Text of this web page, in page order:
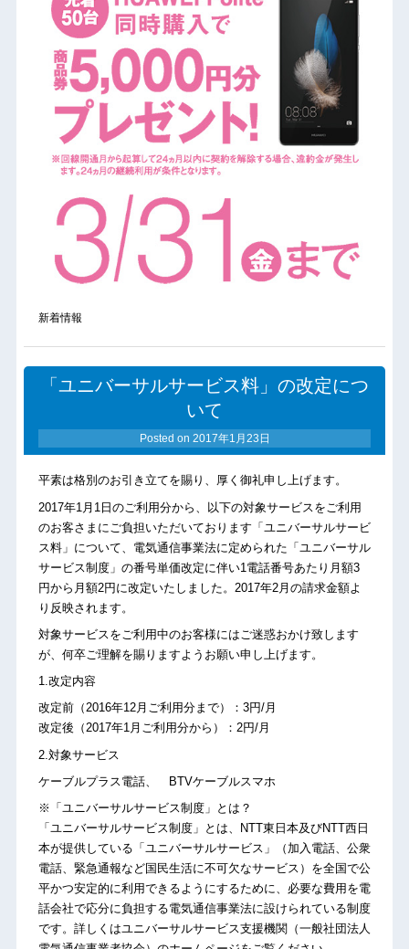
新着情報
「ユニバーサルサービス料」の改定につ
いて
Posted on 2017年1月23日
平素は格別のお引き立てを賜り、厚く御礼申し上げます。
2017年1月1日のご利用分から、以下の対象サービスをご利用
のお客さまにご負担いただいております「ユニバーサルサービ
ス料」について、電気通信事業法に定められた「ユニバーサル
サービス制度」の番号単価改定に伴い1電話番号あたり月額3
円から月額2円に改定いたしました。2017年2月の請求金額よ
り反映されます。
対象サービスをご利用中のお客様にはご迷惑おかけ致します
が、何卒ご理解を賜りますようお願い申し上げます。
1.改定内容
改定前（2016年12月ご利用分まで）：3円/月
改定後（2017年1月ご利用分から）：2円/月
2.対象サービス
ケーブルプラス電話、 BTVケーブルスマホ
※「ユニバーサルサービス制度」とは？
「ユニバーサルサービス制度」とは、NTT東日本及びNTT西日
本が提供している「ユニバーサルサービス」（加入電話、公衆
電話、緊急通報など国民生活に不可欠なサービス）を全国で公
平かつ安定的に利用できるようにするために、必要な費用を電
話会社で応分に負担する電気通信事業法に設けられている制度
です。詳しくはユニバーサルサービス支援機関（一般社団法人